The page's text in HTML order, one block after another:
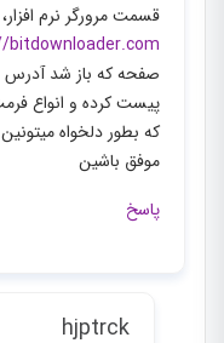
قسمت مرورگر نرم
صفحه که باز شد آدرس
پیست کرده و انواع
که بطور دلخواه
موفق باشین
پاسخ
hjptrck